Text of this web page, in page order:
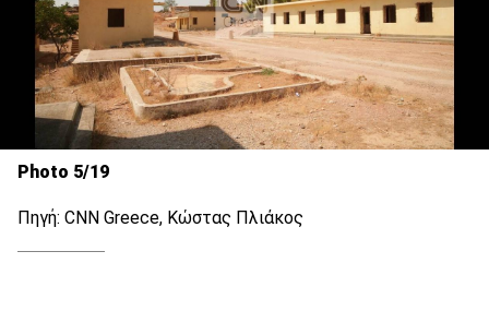
Photo 5/19
Πηγή: CNN Greece, Κώστας Πλιάκος